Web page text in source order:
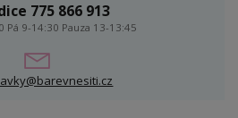
775 866 913
Pá 9-14:30 Pauza 13-13:45